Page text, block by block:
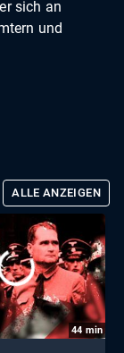
sich an
und
ALLE ANZEIGEN
44 min